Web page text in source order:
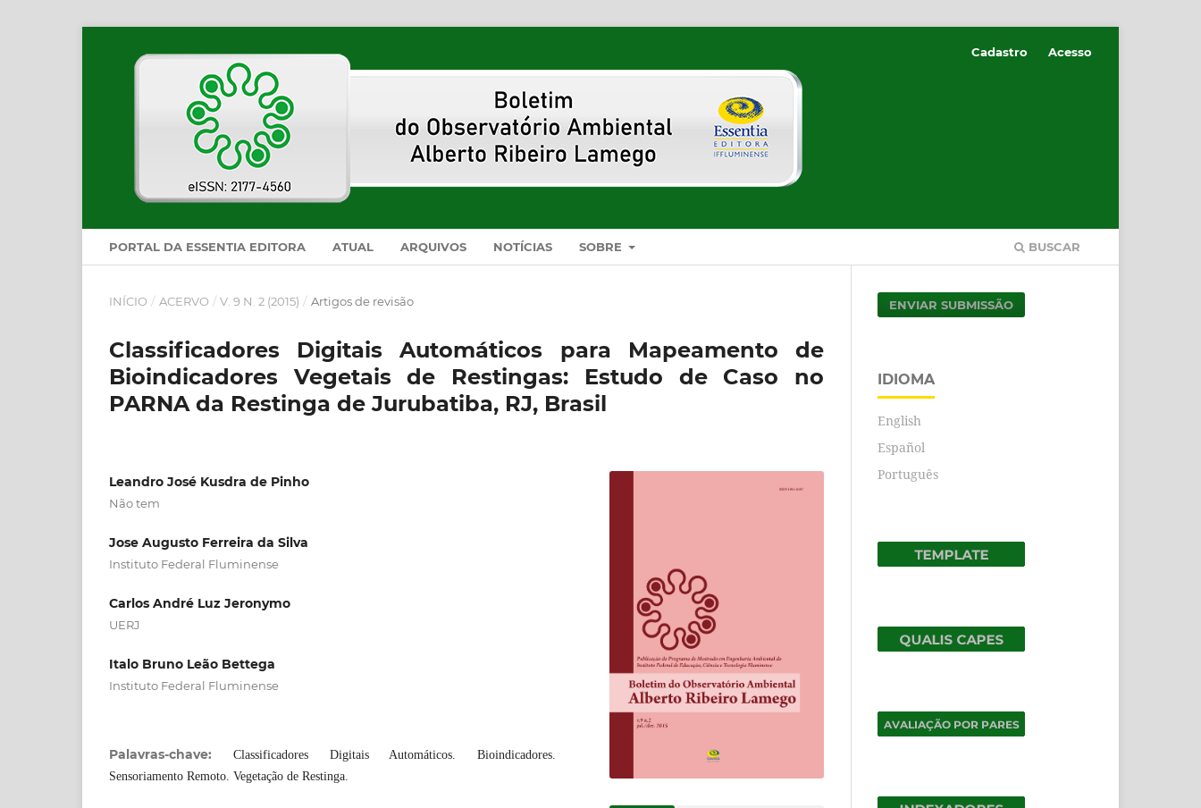
PORTAL DA ESSENTIA EDITORA ATUAL ARQUIVOS NOTÍCIAS SOBRE BUSCAR
Cadastro Acesso
INÍCIO / ACERVO / V. 9 N. 2 (2015) / Artigos de revisão
Classificadores Digitais Automáticos para Mapeamento de
Bioindicadores Vegetais de Restingas: Estudo de Caso no
PARNA da Restinga de Jurubatiba, RJ, Brasil
Leandro José Kusdra de Pinho
Não tem
Jose Augusto Ferreira da Silva
Instituto Federal Fluminense
Carlos André Luz Jeronymo
UERJ
Italo Bruno Leão Bettega
Instituto Federal Fluminense
Palavras-chave:
Classificadores Digitais Automáticos. Bioindicadores.
Sensoriamento Remoto. Vegetação de Restinga.
ENVIAR SUBMISSÃO
IDIOMA
English
Español
Português